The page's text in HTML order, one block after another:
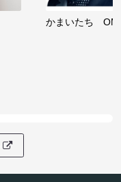
かまいたち